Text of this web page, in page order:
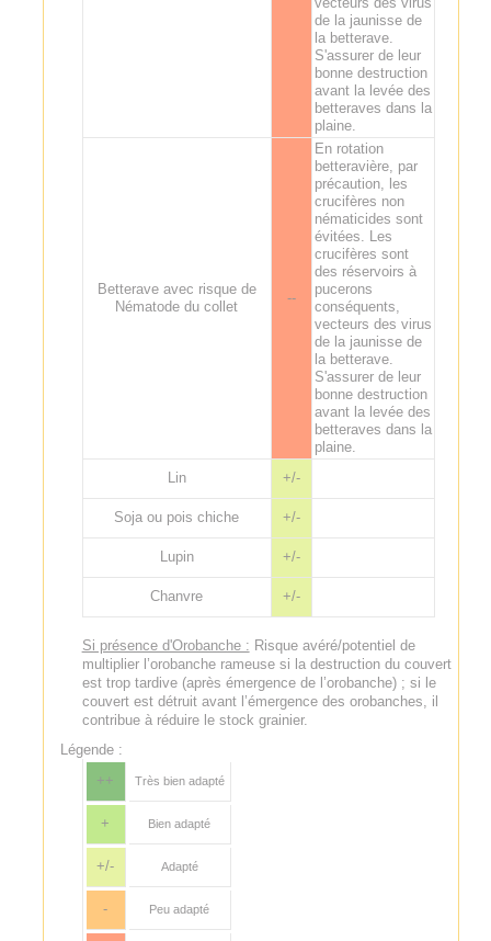
de la jaunisse de
la betterave.
S'assurer de leur
bonne destruction
avant la levée des
betteraves dans la
plaine.
Betterave avec risque de
Nématode du collet
--
En rotation
betteravière, par
précaution, les
crucifères non
nématicides sont
évitées. Les
crucifères sont
des réservoirs à
pucerons
conséquents,
vecteurs des virus
de la jaunisse de
la betterave.
S'assurer de leur
bonne destruction
avant la levée des
betteraves dans la
plaine.
Lin
+/-
Soja ou pois chiche +/-
Lupin +/-
Chanvre +/-
Si présence d'Orobanche : Risque avéré/potentiel de
multiplier l’orobanche rameuse si la destruction du couvert
est trop tardive (après émergence de l’orobanche) ; si le
couvert est détruit avant l’émergence des orobanches, il
contribue à réduire le stock grainier.
Légende :
++
Très bien adapté
+ Bien adapté
+/- Adapté
- Peu adapté